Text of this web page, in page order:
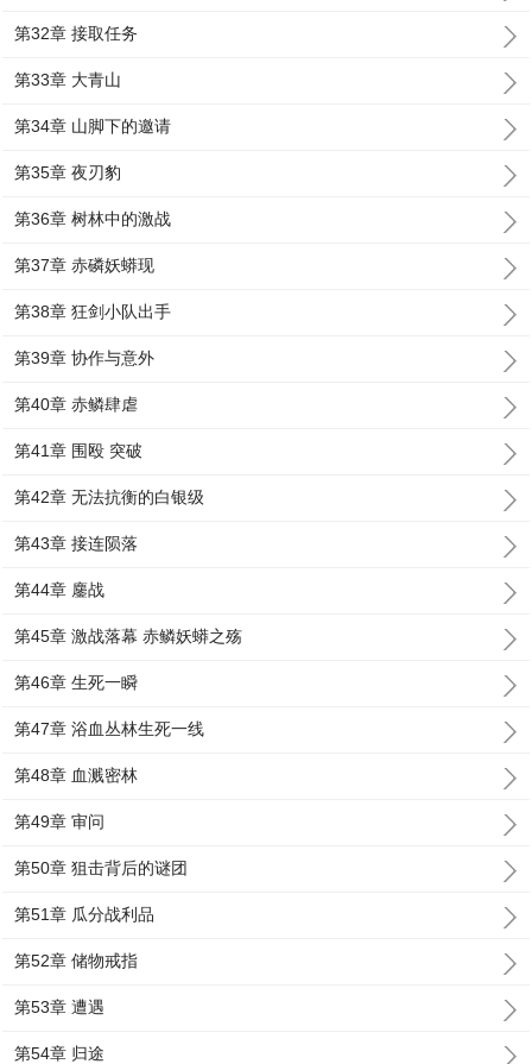
第32章 接取任务
第33章 大青山
第34章 山脚下的邀请
第35章 夜刃豹
第36章 树林中的激战
第37章 赤磷妖蟒现
第38章 狂剑小队出手
第39章 协作与意外
第40章 赤鳞肆虐
第41章 围殴 突破
第42章 无法抗衡的白银级
第43章 接连陨落
第44章 鏖战
第45章 激战落幕 赤鳞妖蟒之殇
第46章 生死一瞬
第47章 浴血丛林生死一线
第48章 血溅密林
第49章 审问
第50章 狙击背后的谜团
第51章 瓜分战利品
第52章 储物戒指
第53章 遭遇
第54章 归途